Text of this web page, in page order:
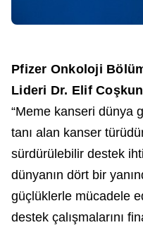
Pfizer Onkoloji
Lideri Dr. Elif
“Meme kanseri dünya
tanı alan kanser
sürdürülebilir destek
dünyanın dört bir
güçlüklerle mücadele
destek çalışmalarını